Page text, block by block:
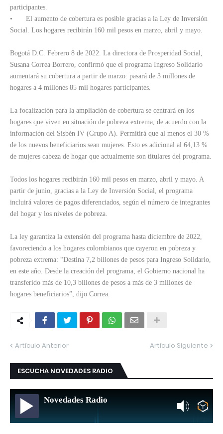
participantes.
•
El aumento de cobertura es posible gracias a la Ley de Inversión
Social. Los hogares recibirán 160 mil pesos en marzo, abril y mayo.
Bogotá D.C. Febrero 8 de 2022. La directora de Prosperidad Social,
Susana Correa Borrero, confirmó que el programa Ingreso Solidario
aumentará su cobertura a partir de marzo: pasará de 3 millones de
hogares a 4 millones 85 mil hogares participantes.
La focalización para la ampliación de cobertura se centrará en los
hogares que viven en situación de pobreza extrema, de acuerdo con la
información del Sisbén IV (Grupo A). Permitirá que al menos el 30 %
de los nuevos beneficiarios sean mujeres. Esto es adicional al 64,13 %
de mujeres cabeza de hogar que actualmente son titulares del programa.
Todos los hogares recibirán 160 mil pesos en marzo, abril y mayo. A
partir de junio, gracias a la Ley de Inversión Social, el programa
incluirá valores de pagos diferenciados, según el número de integrantes
del hogar y los niveles de pobreza.
La ley garantiza la extensión del programa hasta diciembre de 2022,
favoreciendo a los hogares colombianos que cayeron en pobreza y
pobreza extrema: “Destina 7,2 billones de pesos para Ingreso Solidario,
en este año. Desde la creación del programa, el Gobierno nacional ha
transferido más de 10,3 billones de pesos a más de 3 millones de
hogares beneficiarios”, dijo Correa.
Artículo Anterior Artículo Siguiente
ESCUCHA NOVEDADES RADIO
Novedades Radio